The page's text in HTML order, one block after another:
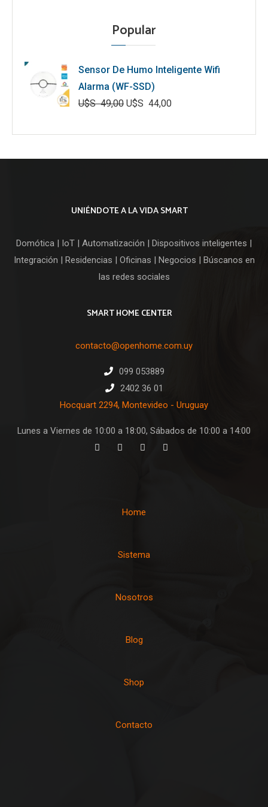
Popular
Sensor De Humo Inteligente Wifi
Alarma (WF-SSD)
U$S49,00
precio
U$S 44,00
precio
UNIÉNDOTE A LA VIDA SMART
Domótica | IoT | Automatización | Dispositivos inteligentes |
Integración | Residencias | Oficinas | Negocios | Búscanos en
las redes sociales
SMART HOME CENTER
contacto@openhome.com.uy
099 053889
2402 36 01
Hocquart 2294, Montevideo - Uruguay
Lunes a Viernes de 10:00 a 18:00, Sábados de 10:00 a 14:00
Home
Sistema
Nosotros
Blog
Shop
Contacto